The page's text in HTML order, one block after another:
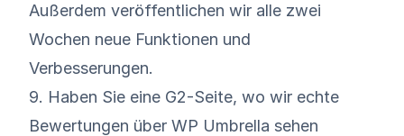
Außerdem veröffentlichen wir alle zwei
Wochen neue Funktionen und
Verbesserungen.
9. Haben Sie eine G2-Seite, wo wir echte
Bewertungen über WP Umbrella sehen